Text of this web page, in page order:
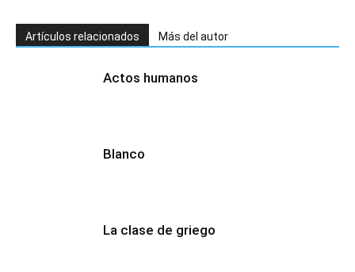
Artículos relacionados Más del autor
Actos humanos
Blanco
La clase de griego